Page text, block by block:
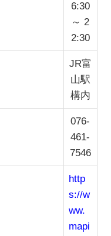
6:30
～ 2
2:30
JR富
山駅
構内
076-
461-
7546
http
s://w
ww.
mapi